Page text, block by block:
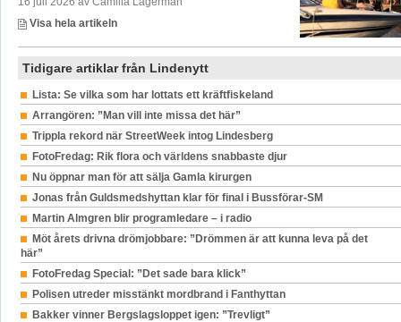
Visa hela artikeln
Tidigare artiklar från Lindenytt
Lista: Se vilka som har lottats ett kräftfiskeland
Arrangören: ”Man vill inte missa det här”
Trippla rekord när StreetWeek intog Lindesberg
FotoFredag: Rik flora och världens snabbaste djur
Nu öppnar man för att sälja Gamla kirurgen
Jonas från Guldsmedshyttan klar för final i Bussförar-SM
Martin Almgren blir programledare – i radio
Möt årets drivna drömjobbare: ”Drömmen är att kunna leva på det
här”
FotoFredag Special: ”Det sade bara klick”
Polisen utreder misstänkt mordbrand i Fanthyttan
Bakker vinner Bergslagsloppet igen: ”Trevligt”